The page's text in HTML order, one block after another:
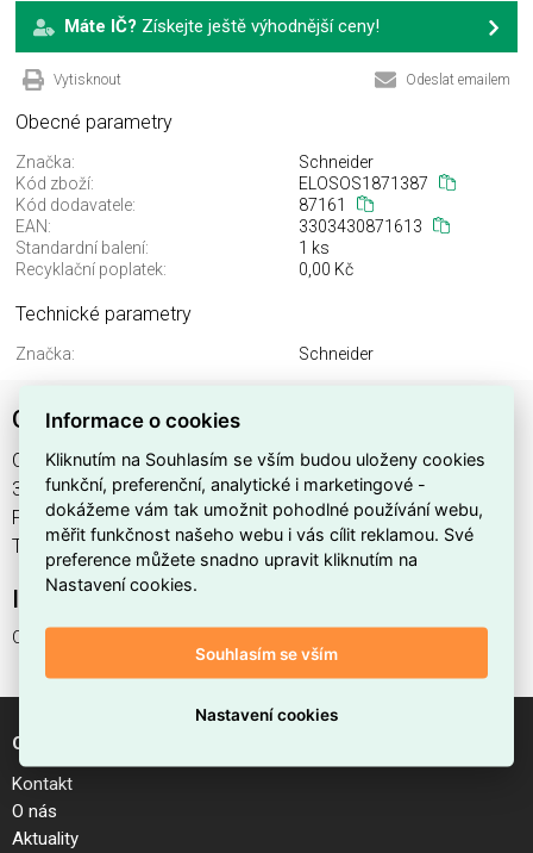
Máte IČ? Získejte ještě výhodnější ceny!
Vytisknout Odeslat emailem
Obecné parametry
Značka:
Schneider
Kód zboží:
ELOSOS1871387
Kód dodavatele:
87161
EAN:
3303430871613
Standardní balení:
1 ks
Recyklační poplatek:
0,00 Kč
Technické parametry
Značka: Schneider
ODDĚLJÍCÍ TYČE PRO SC V=2200
ODDĚLJÍCÍ TYČE PRO SC V=2200 , výrobce Schneider, EAN
3303430871613, kód dodavatele 87161. ODDĚLJÍCÍ TYČE
PRO SC V=2200 nabízíme od 1 ks. Kód EMAS ODDĚLJÍCÍ
TYČE PRO SC V=2200 je ELOSOS1871387.
Interní název produktu
ODDĚLJÍCÍ TYČE PRO SC V=2200
O společnosti
Kontakt
O nás
Aktuality
Informace o cookies
Kliknutím na Souhlasím se vším budou uloženy cookies
funkční, preferenční, analytické i marketingové -
dokážeme vám tak umožnit pohodlné používání webu,
měřit funkčnost našeho webu i vás cílit reklamou. Své
preference můžete snadno upravit kliknutím na
Nastavení cookies.
Souhlasím se vším
Nastavení cookies